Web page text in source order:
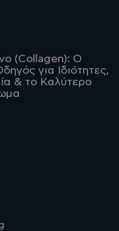
(Collagen): Ο
για Ιδιότητες,
& το Καλύτερο